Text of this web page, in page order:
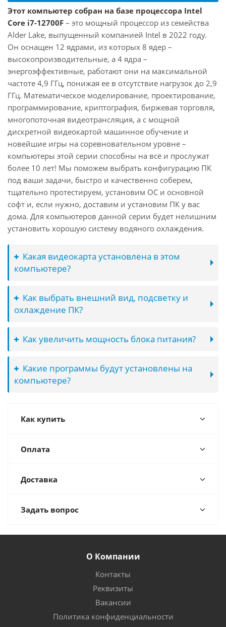
Этот компьютер собран на базе процессора Intel
Core i7-12700F – это мощный процессор из семейства
Alder Lake, выпущенный компанией Intel в 2022 году.
Он оснащен 12 ядрами, из которых 8 ядер –
высокопроизводительные, а 4 ядра –
энергоэффективные, работают они на максимальной
частоте 4,9 ГГц, понижая ее в отсутствие нагрузок до 2,9
ГГц. Математическое моделирование, проектирование,
программирование, криптография, биржевая торговля,
многопоточная видеотрансляция, а с мощной
дискретной видеокартой машинное обучение и
новейшие игры на соревновательном уровне –
компьютеры этой серии способны на всё и прослужат
более 10 лет! Мы поможем выбрать конфигурацию ПК
под ваши задачи, быстро и качественно соберем,
тщательно протестируем, установим ОС и основной
софт и, если нужно, доставим и установим ПК у вас
дома. Для компьютеров данной серии будет нелишним
установить хорошую систему водяного охлаждения.
Какая видеокарта установлена в этом
компьютере?
Как выбрать внешний вид, подсветку и
охлаждение ПК?
Как увеличить мощность блока питания?
Какие программы будут установлены на
компьютере?
Как купить
Оплата
Доставка
Задать вопрос
О Компании
Контакты
Реквизиты
Вакансии
Политика конфиденциальности